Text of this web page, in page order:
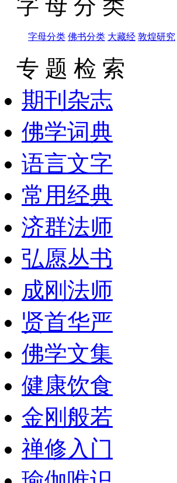
字 母 分 类
字母分类 佛书分类 大藏经 敦煌研究
专 题 检 索
期刊杂志
佛学词典
语言文字
常用经典
济群法师
弘愿丛书
成刚法师
贤首华严
佛学文集
健康饮食
金刚般若
禅修入门